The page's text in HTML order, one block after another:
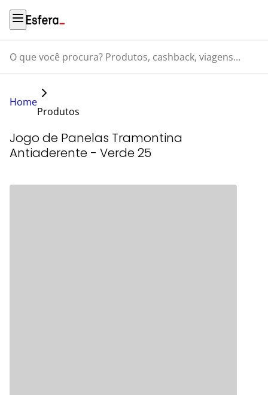
O que você procura? Produtos, cashback, viagens...
Home
Produtos
Jogo de Panelas Tramontina
Antiaderente - Verde 25